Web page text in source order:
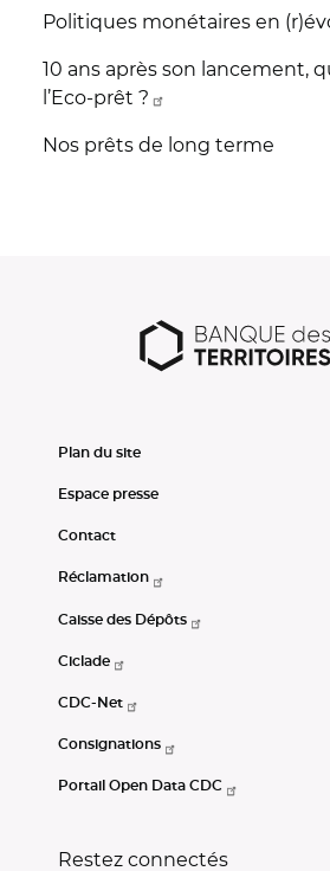
Politiques monétaires en
10 ans après son lancement,
l’Eco-prêt ?
Nos prêts de long terme
Plan du site
Espace presse
Contact
Réclamation
Caisse des Dépôts
Ciclade
CDC-Net
Consignations
Portail Open Data CDC
Restez connectés